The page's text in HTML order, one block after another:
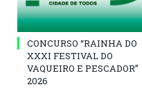
CONCURSO “RAINHA DO
XXXI FESTIVAL DO
VAQUEIRO E PESCADOR”
2026